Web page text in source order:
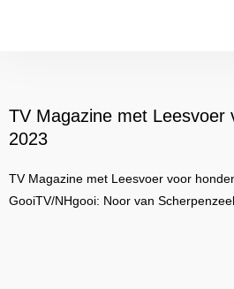
TV Magazine met Leesvoer
2023
TV Magazine met Leesvoer voor
GooiTV/NHgooi: Noor van Scherpenzeel.